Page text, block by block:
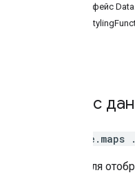
Интерфейс
Класс
google.maps
Слой для